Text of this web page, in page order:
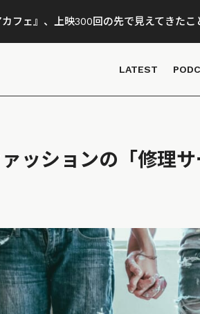
フェ』、上映300回の先で見えてきたこ
LATEST
ァッションの「修理